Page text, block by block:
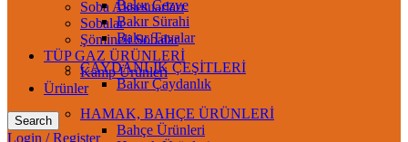
Soba Aksesuarları
Sobalar
Şömineli Sobalar
TÜP GAZ ÜRÜNLERİ
Kamp Ürünleri
Ürünler
Search
Login / Register
Bakır Cezve
Bakır Sürahi
Bakır Tavalar
ÇAYDANLIK ÇEŞİTLERİ
Bakır Çaydanlık
HAMAK, BAHÇE ÜRÜNLERİ
Bahçe Ürünleri